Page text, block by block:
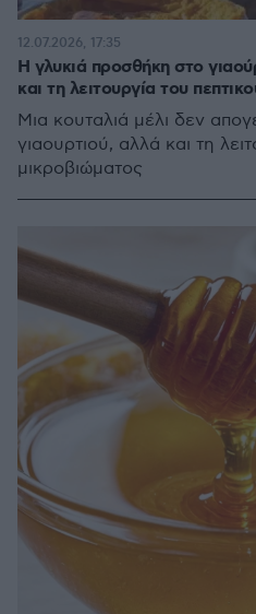
Η γλυκιά προσθήκη στο
και τη λειτουργία του
Μια κουταλιά μέλι δεν
γιαουρτιού, αλλά και τη
μικροβιώματος
12.07.2026, 17:35